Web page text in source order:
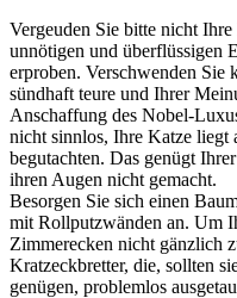
Vergeuden Sie bitte nicht
unnötigen und überflüssigen
erproben. Verschwenden Sie
sündhaft teure und Ihrer
Anschaffung des Nobel-
nicht sinnlos, Ihre Katze liegt
begutachten. Das genügt
ihren Augen nicht gemacht.
Besorgen Sie sich einen
mit Rollputzwänden an. Um
Zimmerecken nicht gänzlich
Kratzeckbretter, die, sollten
genügen, problemlos